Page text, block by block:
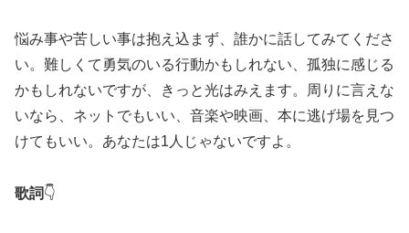
悩み事や苦しい事は抱え込まず、誰かに話してみてくださ
い。難しくて勇気のいる行動かもしれない、孤独に感じる
かもしれないですが、きっと光はみえます。周りに言えな
いなら、ネットでもいい、音楽や映画、本に逃げ場を見つ
けてもいい。あなたは1人じゃないですよ。
歌詞👇